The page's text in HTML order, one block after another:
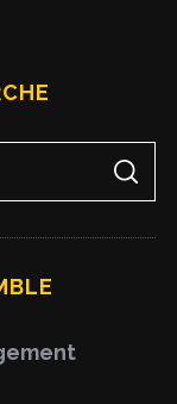
S
A
C